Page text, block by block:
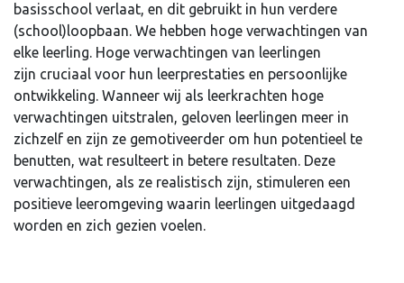
basisschool verlaat, en dit gebruikt in hun verdere
(school)loop­baan. We hebben hoge verwachtingen van
elke leerling. Hoge verwachtingen van leerlingen
zijn cruciaal voor hun leerprestaties en persoonlijke
ontwikkeling. Wanneer wij als leerkrachten hoge
verwachtingen uitstralen, geloven leerlingen meer in
zichzelf en zijn ze gemotiveerder om hun potentieel te
benutten, wat resulteert in betere resultaten. Deze
verwachtingen, als ze realistisch zijn, stimuleren een
positieve leeromgeving waarin leerlingen uitgedaagd
worden en zich gezien voelen.